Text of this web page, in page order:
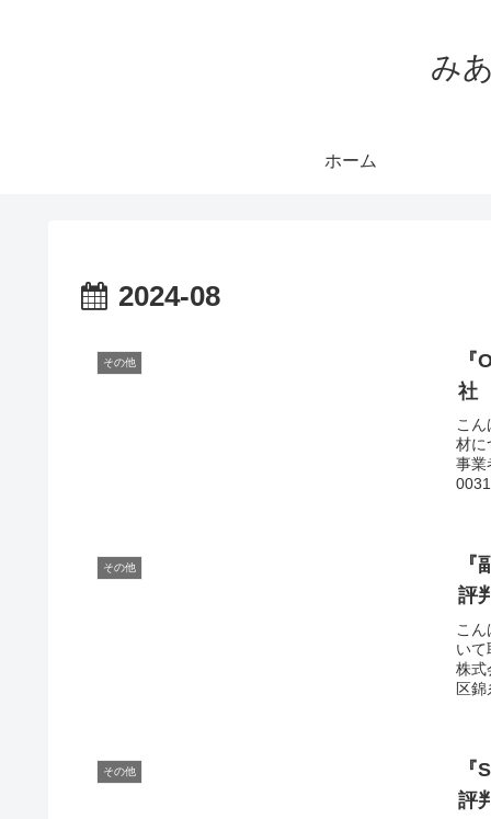
み
ホーム
2024-08
その他
社
こ
材に
事業
その他
評
こ
いて
株式
区錦
その他
評